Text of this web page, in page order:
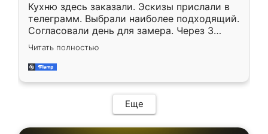
Кухню здесь заказали. Эскизы прислали в
телеграмм. Выбрали наиболее подходящий.
Согласовали день для замера. Через 3
недели кухня была уже готова. Остались
довольны работой. Спасибо Ренессанс
мебель за качественную работу!
Читать полностью
Еще